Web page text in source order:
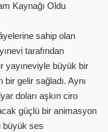
Kaynağı Oldu
sahip olan
tarafından
yayıneviyle büyük bir
gelir sağladı. Aynı
doları aşkın ciro
güçlü bir animasyon
büyük ses